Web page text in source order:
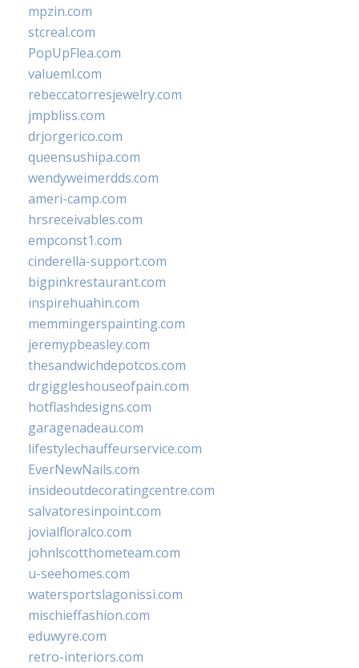
mpzin.com
stcreal.com
PopUpFlea.com
valueml.com
rebeccatorresjewelry.com
jmpbliss.com
drjorgerico.com
queensushipa.com
wendyweimerdds.com
ameri-camp.com
hrsreceivables.com
empconst1.com
cinderella-support.com
bigpinkrestaurant.com
inspirehuahin.com
memmingerspainting.com
jeremypbeasley.com
thesandwichdepotcos.com
drgiggleshouseofpain.com
hotflashdesigns.com
garagenadeau.com
lifestylechauffeurservice.com
EverNewNails.com
insideoutdecoratingcentre.com
salvatoresinpoint.com
jovialfloralco.com
johnlscotthometeam.com
u-seehomes.com
watersportslagonissi.com
mischieffashion.com
eduwyre.com
retro-interiors.com